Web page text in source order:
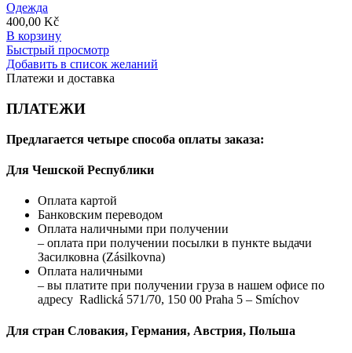
Одежда
400,00 Kč
В корзину
Быстрый просмотр
Добавить в список желаний
Платежи и доставка
ПЛАТЕЖИ
Предлагается четыре способа оплаты заказа:
Для Чешской Республики
Оплата картой
Банковским переводом
Оплата наличными при получении
– оплата при получении посылки в пункте выдачи
Засилковна (Zásilkovna)
Оплата наличными
– вы платите при получении груза в нашем офисе по
адресу Radlická 571/70, 150 00 Praha 5 – Smíchov
Для стран Словакия, Германия, Австрия, Польша